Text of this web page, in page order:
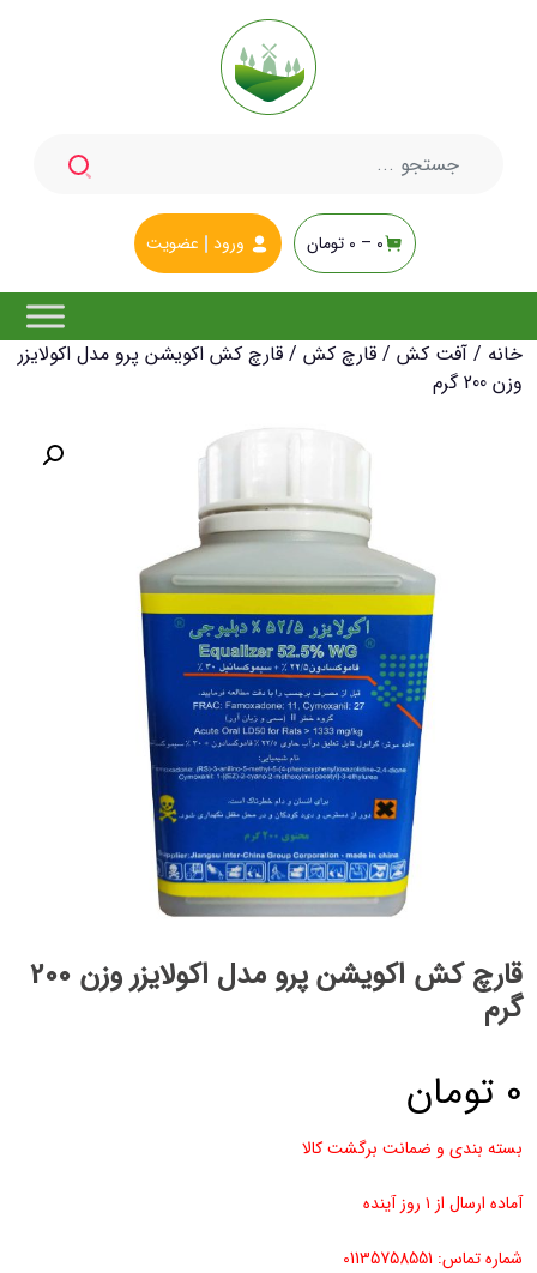
0 –
0 تومان ورود عضویت
خانه / آفت کش / قارچ کش / قارچ کش اکویشن پرو مدل اکولایزر
وزن 200 گرم
قارچ کش اکویشن پرو مدل اکولایزر وزن 200
گرم
0 تومان
بسته بندی و ضمانت برگشت کالا
آماده ارسال از ۱ روز آینده
شماره تماس: 01135758551